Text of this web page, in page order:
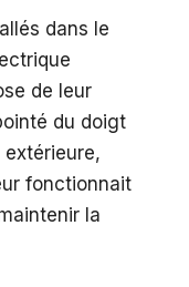
dans le
de leur
du doigt
extérieure,
fonctionnait
la